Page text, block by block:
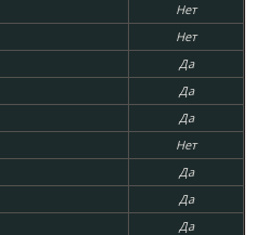
Нет
Нет
Да
Да
Да
Нет
Да
Да
Да